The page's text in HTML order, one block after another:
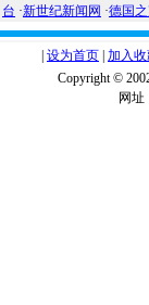
台 ·新世纪新闻网 ·德国
设为首页 加入
Copyright ©
网址